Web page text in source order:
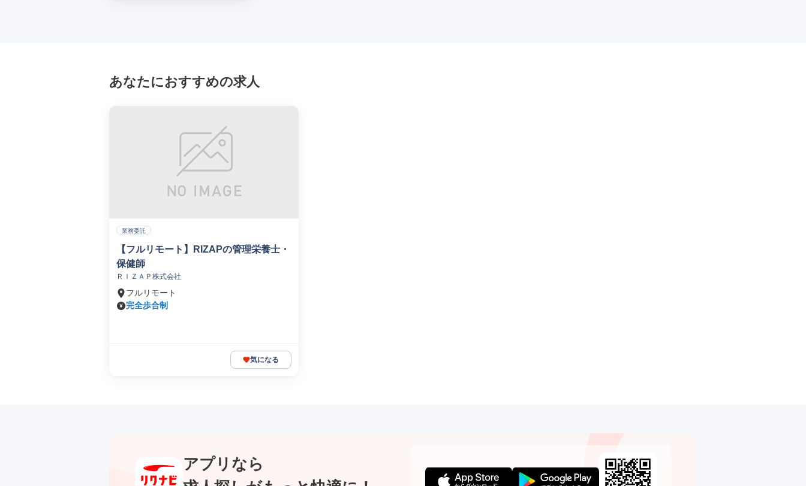
あなたにおすすめの求人
業務委託
【フルリモート】RIZAPの管理栄養士・
保健師
ＲＩＺＡＰ株式会社
フルリモート
完全歩合制
気になる
アプリなら